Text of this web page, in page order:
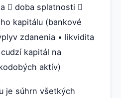
 doba splatnosti 
kapitálu (bankové
zdanenia • likvidita
kapitál na
aktív)
je súhrn všetkých